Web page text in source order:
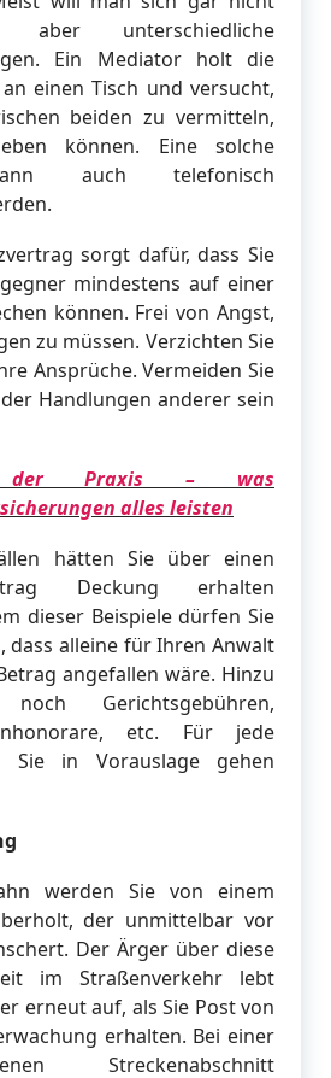
unterschiedliche
Ein Mediator holt die
einen Tisch und versucht,
beiden zu vermitteln,
können. Eine solche
auch telefonisch
sorgt dafür, dass Sie
mindestens auf einer
können. Frei von Angst,
zu müssen. Verzichten Sie
Ansprüche. Vermeiden Sie
Handlungen anderer sein
Praxis – was
alles leisten
hätten Sie über einen
Deckung erhalten
dieser Beispiele dürfen Sie
dass alleine für Ihren Anwalt
angefallen wäre. Hinzu
Gerichtsgebühren,
etc. Für jede
Sie in Vorauslage gehen
werden Sie von einem
der unmittelbar vor
Der Ärger über diese
im Straßenverkehr lebt
erneut auf, als Sie Post von
erhalten. Bei einer
Streckenabschnitt